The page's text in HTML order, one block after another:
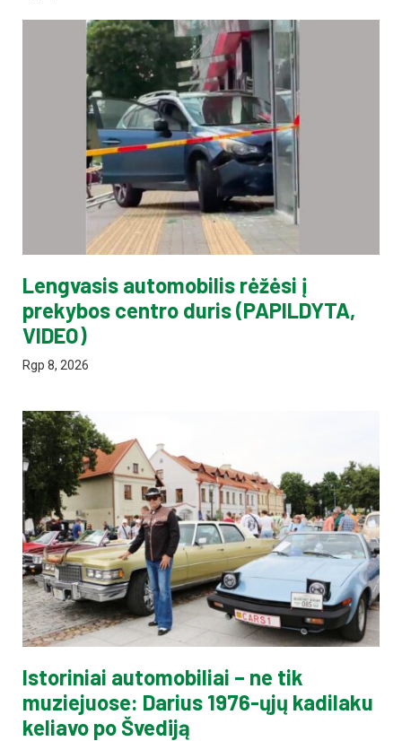
Lengvasis automobilis rėžėsi į
prekybos centro duris (PAPILDYTA,
VIDEO)
Rgp 8, 2026
Istoriniai automobiliai – ne tik
muziejuose: Darius 1976-ųjų kadilaku
keliavo po Švediją